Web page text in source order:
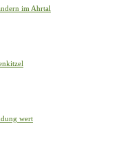
im Ahrtal
wert